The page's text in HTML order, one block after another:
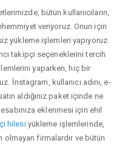
bütün kullanıcıların,
veriyoruz. Onun için
yükleme işlemleri yapıyoruz.
takipçi seçeneklerini tercih
yaparken, hiç bir
İnstagram, kullanıcı adını, e-
aldığınız paket içinde ne
eklenmesi için ehil
hilesiyükleme işlemlerinde,
olmayan firmalardır ve bütün